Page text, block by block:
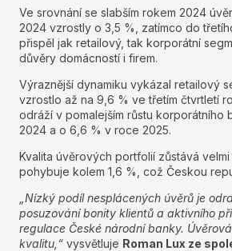
Ve srovnání se slabším rokem 2024
2024 vzrostly o 3,5 %, zatímco do
přispěl jak retailový, tak korporátní
důvěry domácností i firem.
Výraznější dynamiku vykázal retailový
vzrostlo až na 9,6 % ve třetím čtvrtletí
odráží v pomalejším růstu korporátního
2024 a o 6,6 % v roce 2025.
Kvalita úvěrových portfolií zůstává
pohybuje kolem 1,6 %, což Českou
„Nízký podíl nesplácených úvěrů je
posuzování bonity klientů a aktivního
regulace České národní banky.
kvalitu,“ vysvětluje Roman Lux ze